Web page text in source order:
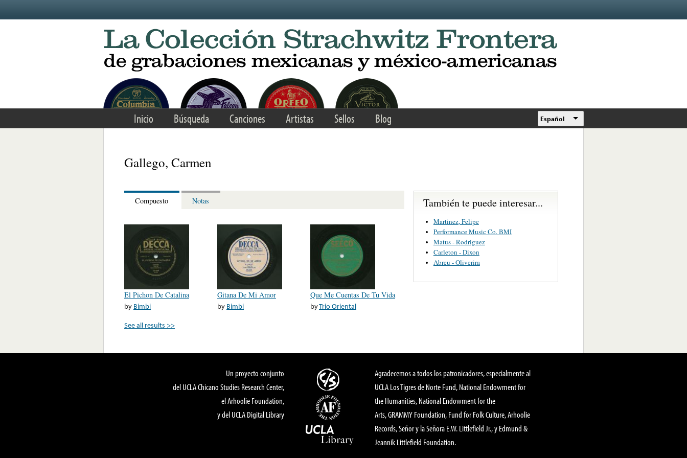
Inicio Búsqueda Canciones Artistas Sellos Blog Español
Gallego, Carmen
Compuesto Notas
El Pichon De Catalina
by Bimbi
Gitana De Mi Amor
by Bimbi
Que Me Cuentas De Tu Vida
byTrio Oriental
See all results >>
También te puede interesar...
Martinez, Felipe
Performance Music Co. BMI
Matus - Rodriguez
Carleton - Dixon
Abreu - Oliverira
Un proyecto conjunto
del UCLA Chicano Studies Research Center,
el Arhoolie Foundation,
y del UCLA Digital Library
Agradecemos a todos los patronicadores, especialmente al
UCLA Los Tigres de Norte Fund, National Endowment for
the Humanities, National Endowment for the
Arts, GRAMMY Foundation, Fund for Folk Culture, Arhoolie
Records, Señor y la Señora E.W. Littlefield Jr., y Edmund &
Jeannik Littlefield Foundation.